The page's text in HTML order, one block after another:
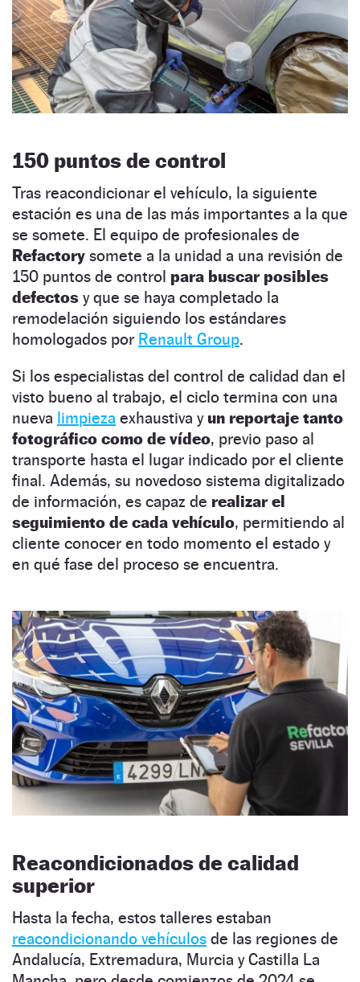
150 puntos de control
Tras reacondicionar el vehículo, la siguiente
estación es una de las más importantes a la que
se somete. El equipo de profesionales de
Refactory somete a la unidad a una revisión de
150 puntos de control para buscar posibles
defectos y que se haya completado la
remodelación siguiendo los estándares
homologados por Renault Group.
Si los especialistas del control de calidad dan el
visto bueno al trabajo, el ciclo termina con una
nueva limpieza exhaustiva y un reportaje tanto
fotográfico como de vídeo, previo paso al
transporte hasta el lugar indicado por el cliente
final. Además, su novedoso sistema digitalizado
de información, es capaz de realizar el
seguimiento de cada vehículo, permitiendo al
cliente conocer en todo momento el estado y
en qué fase del proceso se encuentra.
Reacondicionados de calidad
superior
Hasta la fecha, estos talleres estaban
reacondicionando vehículos de las regiones de
Andalucía, Extremadura, Murcia y Castilla La